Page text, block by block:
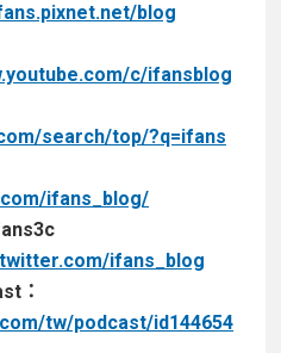
blog
c/ifansblog
search/top/?q=ifans
ifans_blog/
ifans_blog
：
tw/podcast/id144654